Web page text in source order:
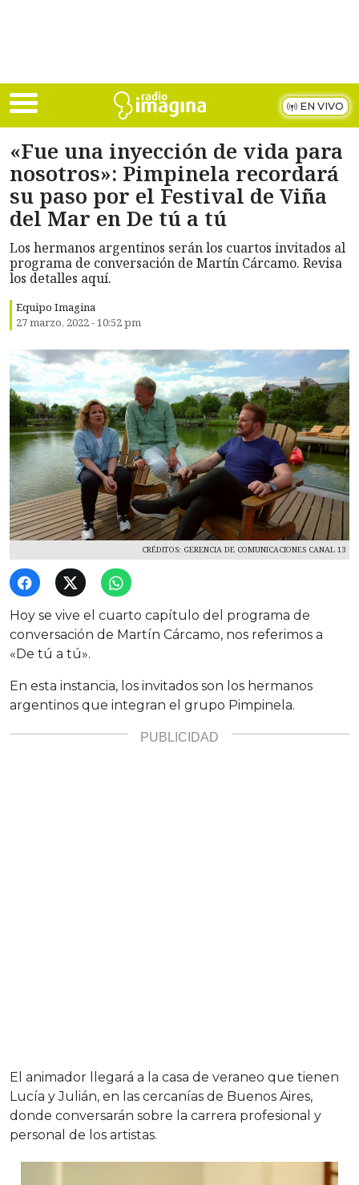
EN VIVO
«Fue una inyección de vida para
nosotros»: Pimpinela recordará
su paso por el Festival de Viña
del Mar en De tú a tú
Los hermanos argentinos serán los cuartos invitados al
programa de conversación de Martín Cárcamo. Revisa
los detalles aquí.
Equipo Imagina
27 marzo, 2022 - 10:52 pm
CRÉDITOS: GERENCIA DE COMUNICACIONES CANAL 13
Hoy se vive el cuarto capítulo del programa de
conversación de Martín Cárcamo, nos referimos a
«De tú a tú».
En esta instancia, los invitados son los hermanos
argentinos que integran el grupo Pimpinela.
El animador llegará a la casa de veraneo que tienen
Lucía y Julián, en las cercanías de Buenos Aires,
donde conversarán sobre la carrera profesional y
personal de los artistas.